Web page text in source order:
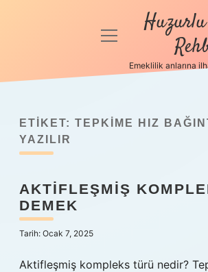
Anasayfa
Politikası
Yasal Uyarı
Hakkımızda
menüyü
Emeklilik anlarına
ETIKET: TEPKIME HIZ
YAZILIR
AKTIFLEŞMIŞ
DEMEK
Tarih: Ocak 7, 2025
Aktifleşmiş kompleks türü nedir?